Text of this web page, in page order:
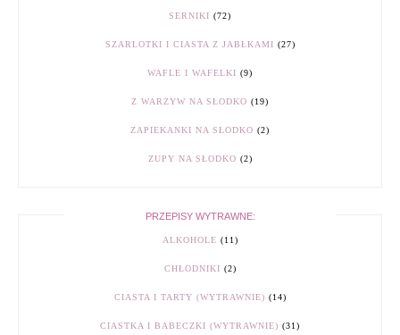
SERNIKI (72)
SZARLOTKI I CIASTA Z JABŁKAMI (27)
WAFLE I WAFELKI (9)
Z WARZYW NA SŁODKO (19)
ZAPIEKANKI NA SŁODKO (2)
ZUPY NA SŁODKO (2)
PRZEPISY WYTRAWNE:
ALKOHOLE (11)
CHŁODNIKI (2)
CIASTA I TARTY (WYTRAWNIE) (14)
CIASTKA I BABECZKI (WYTRAWNIE) (31)